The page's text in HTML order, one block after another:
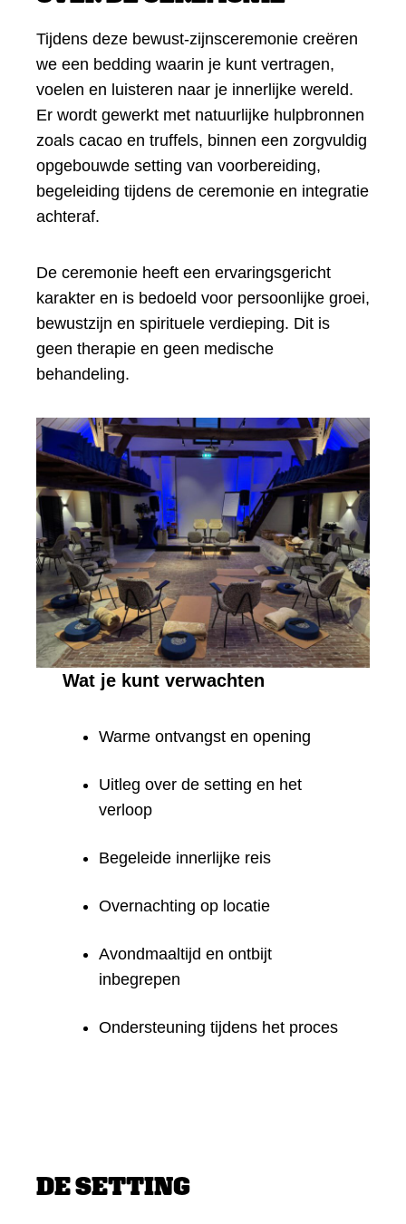
Tijdens deze bewust-zijnsceremonie creëren
we een bedding waarin je kunt vertragen,
voelen en luisteren naar je innerlijke wereld.
Er wordt gewerkt met natuurlijke hulpbronnen
zoals cacao en truffels, binnen een zorgvuldig
opgebouwde setting van voorbereiding,
begeleiding tijdens de ceremonie en integratie
achteraf.
De ceremonie heeft een ervaringsgericht
karakter en is bedoeld voor persoonlijke groei,
bewustzijn en spirituele verdieping. Dit is
geen therapie en geen medische
behandeling.
Wat je kunt verwachten
Warme ontvangst en opening
Uitleg over de setting en het
verloop
Begeleide innerlijke reis
Overnachting op locatie
Avondmaaltijd en ontbijt
inbegrepen
Ondersteuning tijdens het proces
DE SETTING